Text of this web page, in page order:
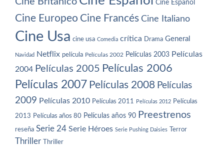
Cine Español
Cine Europeo Cine Francés Cine Italiano
Cine Usa cine usa Comedia crítica Drama General
Navidad Netflix película Películas 2002 Películas 2003 Películas
2004 Películas 2005 Películas 2006
Películas 2007 Películas 2008 Películas
2009 Películas 2010 Películas 2011 Películas 2012 Películas
2013 Películas años 80 Películas años 90 Preestrenos
reseña Serie 24 Serie Héroes Serie Pushing Daisies Terror
Thriller Thriller